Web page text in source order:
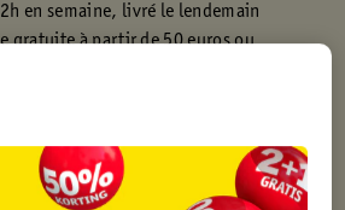
en semaine, livré le lendemain
gratuite à partir de 50 euros ou
divers produits promotionnels
un délai de 30 jours